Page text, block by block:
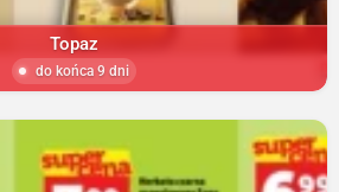
Topaz
do końca 9 dni